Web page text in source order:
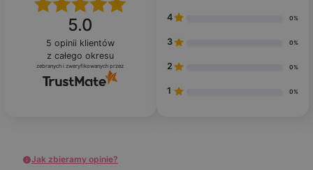
5.0
5 opinii klientów
z całego okresu
zebranych i zweryfikowanych przez
4 0%
3 0%
2 0%
1 0%
Jak zbieramy opinie?